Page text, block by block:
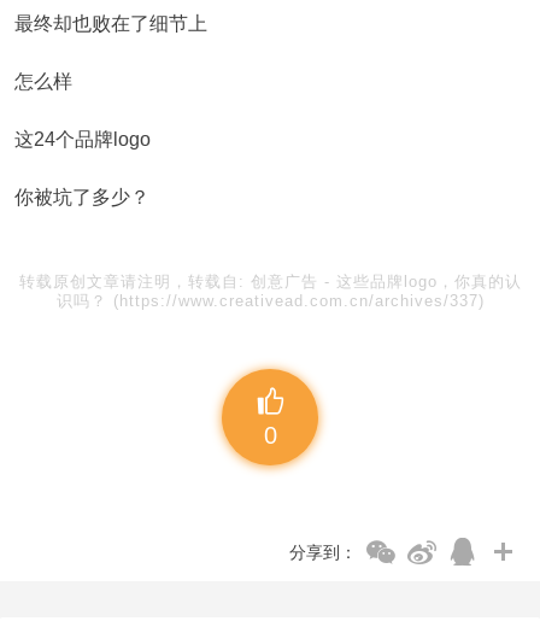
最终却也败在了细节上
怎么样
这24个品牌logo
你被坑了多少？
转载原创文章请注明，转载自: 创意广告 - 这些品牌logo，你真的认
识吗？ (https://www.creativead.com.cn/archives/337)
0
分享到：